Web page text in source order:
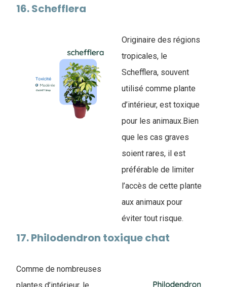
16. Schefflera
Originaire des régions
tropicales, le
Schefflera, souvent
utilisé comme plante
d’intérieur, est toxique
pour les animaux.Bien
que les cas graves
soient rares, il est
préférable de limiter
l’accès de cette plante
aux animaux pour
éviter tout risque.
17. Philodendron toxique chat
Comme de nombreuses